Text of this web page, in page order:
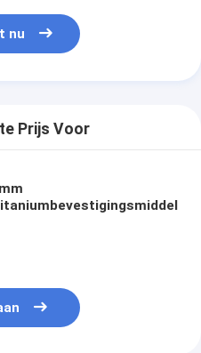
nu
Prijs Voor